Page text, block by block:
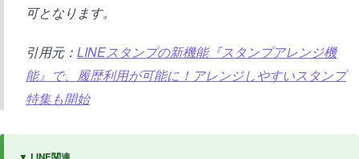
可となります。
引用元： LINEスタンプの新機能『スタンプアレンジ機
能』で、履歴利用が可能に！アレンジしやすいスタンプ
特集も開始